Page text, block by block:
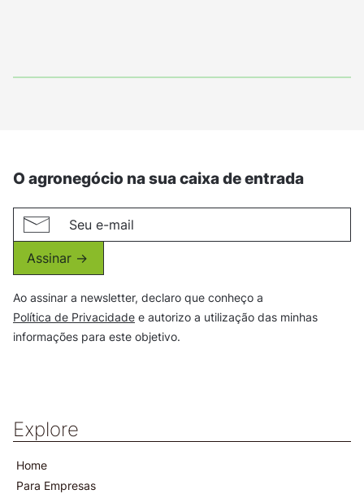
Explore
Home
Para Empresas
O agronegócio na sua caixa de entrada
Assinar ->
Ao assinar a newsletter, declaro que conheço a
Política de Privacidade e autorizo a utilização das minhas
informações para este objetivo.